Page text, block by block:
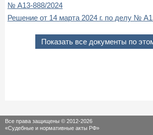
№ А13-888/2024
Решение от 14 марта 2024 г. по делу №
Показать все документы по
Все права защищены © 2012-2026
«Судебные и нормативные акты РФ»